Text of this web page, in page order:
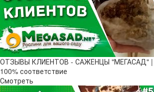
ОТЗЫВЫ КЛИЕНТОВ - САЖЕНЦЫ "МЕГАСАД" |
100% соответствие
Смотреть